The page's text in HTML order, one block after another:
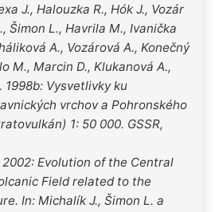
J., Halouzka R., Hók J., Vozár
Šimon L., Havrila M., Ivanička
A., Vozárová A., Konečný
M., Marcin D., Klukanová A.,
1998b: Vysvetlivky ku
vrchov a Pohronského
1: 50 000. GSSR,
2002: Evolution of the Central
Field related to the
In: Michalík J., Šimon L. a